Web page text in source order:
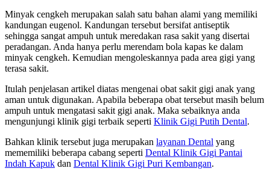
Minyak cengkeh merupakan salah satu bahan alami yang memiliki
kandungan eugenol. Kandungan tersebut bersifat antiseptik
sehingga sangat ampuh untuk meredakan rasa sakit yang disertai
peradangan. Anda hanya perlu merendam bola kapas ke dalam
minyak cengkeh. Kemudian mengoleskannya pada area gigi yang
terasa sakit.
Itulah penjelasan artikel diatas mengenai obat sakit gigi anak yang
aman untuk digunakan. Apabila beberapa obat tersebut masih belum
ampuh untuk mengatasi sakit gigi anak. Maka sebaiknya anda
mengunjungi klinik gigi terbaik seperti Klinik Gigi Putih Dental.
Bahkan klinik tersebut juga merupakan layanan Dental yang
mememiliki beberapa cabang seperti Dental Klinik Gigi Pantai
Indah Kapuk dan Dental Klinik Gigi Puri Kembangan.